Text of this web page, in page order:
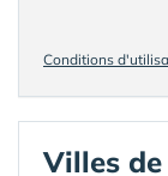
Conditions
Villes